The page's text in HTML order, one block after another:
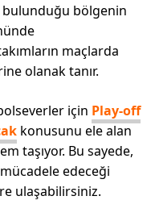
bulunduğu bölgenin
maçlarda
olanak tanır.
için Play-off
konusunu ele alan
taşıyor. Bu sayede,
edeceği
ulaşabilirsiniz.